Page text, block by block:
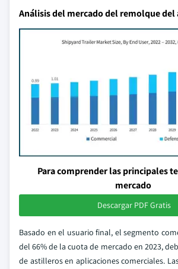
Análisis del mercado del remolque
Para comprender las principales
mercado
Descargar PDF Gratis
Basado en el usuario final, el segmento
del 66% de la cuota de mercado en 2023,
de astilleros en aplicaciones comerciales.